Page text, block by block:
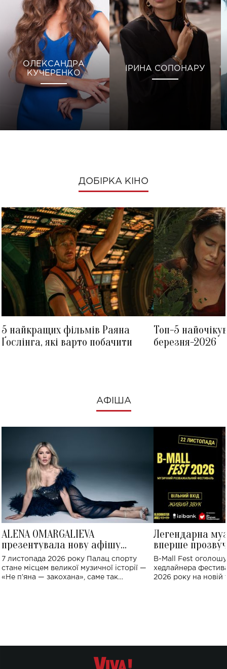
ОЛЕКСАНДРА
КУЧЕРЕНКО
ІРИНА СОПОНАРУ
ДОБІРКА КІНО
5 найкращих фільмів Раяна
Ґослінга, які варто побачити
Топ-5
березня-2026
АФІША
ALENA OMARGALIEVA
презентувала нову афішу
великого концерту в Палаці
спорту
7 листопада 2026 року Палац спорту
стане місцем великої музичної історії —
«Не пʼяна — закохана», саме так
Легендарна
вперше
Україні: де
B-Mall Fest
хедлайнера
2026 року на новій